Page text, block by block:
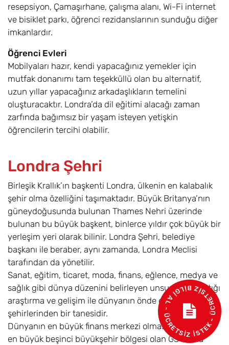
resepsiyon, Çamaşırhane, çalışma alanı, Wi-Fi internet
ve bisiklet parkı, öğrenci rezidanslarının sunduğu diğer
imkanlardır.
Öğrenci Evleri
Mobilyaları hazır, kendi yapacağınız yemekler için
mutfak donanımı tam teşekküllü olan bu alternatif,
uzun yıllar yapacağınız arkadaşlıkların temelini
oluşturacaktır. Londra’da dil eğitimi alacağı zaman
zarfında bağımsız bir yaşam isteyen yetişkin
öğrencilerin tercihi olabilir.
Londra Şehri
Birleşik Krallık’ın başkenti Londra, ülkenin en kalabalık
şehir olma özelliğini taşımaktadır. Büyük Britanya’nın
güneydoğusunda bulunan Thames Nehri üzerinde
bulunan bu büyük başkent, binlerce yıldır çok büyük bir
yerleşim yeri olarak bilinir. Londra Şehri, belediye
başkanı ile beraber, aynı zamanda, Londra Meclisi
tarafından da yönetilir.
Sanat, eğitim, ticaret, moda, finans, eğlence, medya ve
sağlık gibi dünya düzenini belirleyen unsurlarda yaptığı
araştırma ve gelişim ile dünyanın önde gelen
şehirlerinden bir tanesidir.
Dünyanın en büyük finans merkezi olmasının yanı sıra,
en büyük beşinci büyükşehir bölgesi olan GSYIH ‘ a
- ÜCRETSİZ BİLGİ AL - ÜCRETSİZ İSTEK